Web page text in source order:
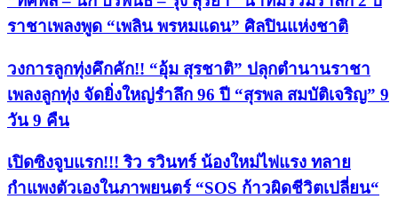
ราชาเพลงพูด “เพลิน พรหมแดน” ศิลปินแห่งชาติ
วงการลูกทุ่งคึกคัก!! “อุ้ม สุรชาติ” ปลุกตำนานราชา
เพลงลูกทุ่ง จัดยิ่งใหญ่รำลึก 96 ปี “สุรพล สมบัติเจริญ” 9
วัน 9 คืน
เปิดซิงจูบแรก!!! ริว รวินทร์ น้องใหม่ไฟแรง ทลาย
กำแพงตัวเองในภาพยนตร์ “SOS ก้าวผิดชีวิตเปลี่ยน“